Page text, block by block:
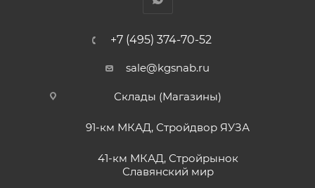
+7 (495) 374-70-52
sale@kgsnab.ru
Склады (Магазины)
91-км МКАД, Стройдвор ЯУЗА
41-км МКАД, Стройрынок
Славянский мир